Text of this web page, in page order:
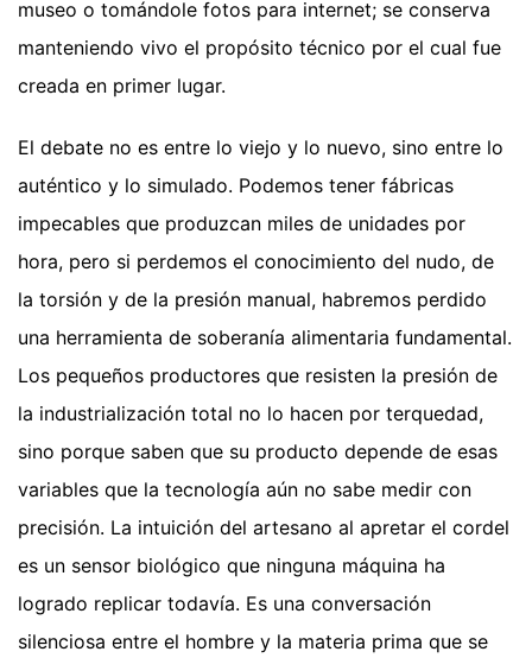
museo o tomándole fotos para internet; se conserva
manteniendo vivo el propósito técnico por el cual fue
creada en primer lugar.
El debate no es entre lo viejo y lo nuevo, sino entre lo
auténtico y lo simulado. Podemos tener fábricas
impecables que produzcan miles de unidades por
hora, pero si perdemos el conocimiento del nudo, de
la torsión y de la presión manual, habremos perdido
una herramienta de soberanía alimentaria fundamental.
Los pequeños productores que resisten la presión de
la industrialización total no lo hacen por terquedad,
sino porque saben que su producto depende de esas
variables que la tecnología aún no sabe medir con
precisión. La intuición del artesano al apretar el cordel
es un sensor biológico que ninguna máquina ha
logrado replicar todavía. Es una conversación
silenciosa entre el hombre y la materia prima que se